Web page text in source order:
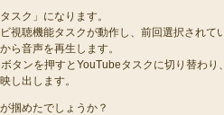
スク」になります。
視聴機能タスクが動作し、前回選択されて
ら音声を再生します。
タンを押すとYouTubeタスクに切り替わ
し出します。
掴めたでしょうか？